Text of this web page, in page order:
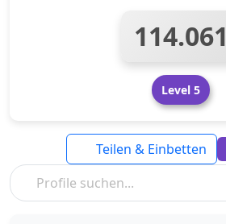
114.061
Level 5
Teilen & Einbetten